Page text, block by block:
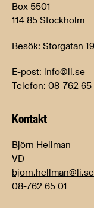
Box 5501
114 85 Stockholm
Besök: Storgatan 19
E-post: info@li.se
Telefon: 08-762
Kontakt
Björn Hellman
VD
bjorn.hellman@li.se
08-762 65 01